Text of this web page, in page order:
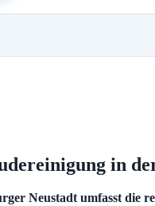
in
Neustadt umfasst die